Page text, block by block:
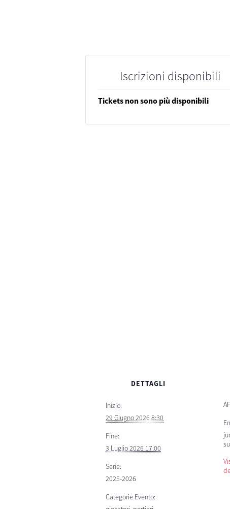
DETTAGLI
Inizio:
29 Giugno 2026 8:30
Fine:
3 Luglio 2026 17:00
Serie:
2025-2026
Categorie Evento:
Iscrizioni disponibili
Tickets non sono più disponibili